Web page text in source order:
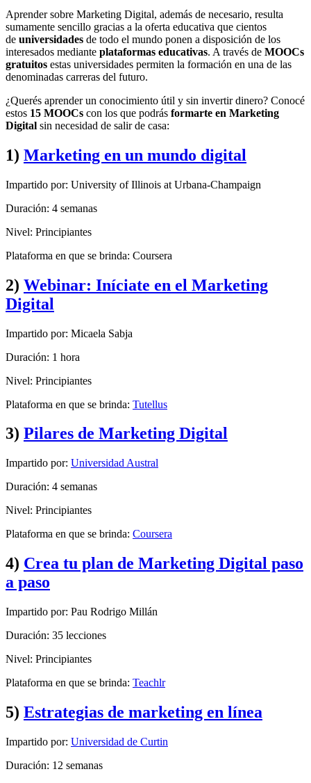
Aprender sobre Marketing Digital, además de necesario, resulta
sumamente sencillo gracias a la oferta educativa que cientos
de universidades de todo el mundo ponen a disposición de los
interesados mediante plataformas educativas. A través de MOOCs
gratuitos estas universidades permiten la formación en una de las
denominadas carreras del futuro.
¿Querés aprender un conocimiento útil y sin invertir dinero? Conocé
estos 15 MOOCs con los que podrás formarte en Marketing
Digital sin necesidad de salir de casa:
1) Marketing en un mundo digital
Impartido por: University of Illinois at Urbana-Champaign
Duración: 4 semanas
Nivel: Principiantes
Plataforma en que se brinda: Coursera
2) Webinar: Iníciate en el Marketing
Digital
Impartido por: Micaela Sabja
Duración: 1 hora
Nivel: Principiantes
Plataforma en que se brinda: Tutellus
3) Pilares de Marketing Digital
Impartido por: Universidad Austral
Duración: 4 semanas
Nivel: Principiantes
Plataforma en que se brinda: Coursera
4) Crea tu plan de Marketing Digital paso
a paso
Impartido por: Pau Rodrigo Millán
Duración: 35 lecciones
Nivel: Principiantes
Plataforma en que se brinda: Teachlr
5) Estrategias de marketing en línea
Impartido por: Universidad de Curtin
Duración: 12 semanas